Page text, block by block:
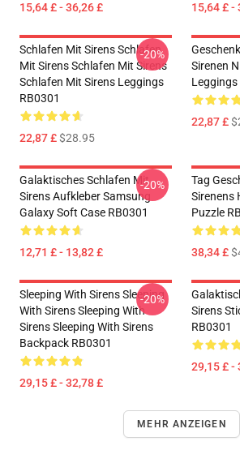
15,64 £ - 36,26 £ 15,64 £ -
Schlafen Mit Sirens Schlafen
Mit Sirens Schlafen Mit Sirens
Schlafen Mit Sirens Leggings
RB0301
22,87 £$28.95
-20%
Sirenen
Leggings
22,87 £
Galaktisches Schlafen Mit
Sirens Aufkleber Samsung
Galaxy Soft Case RB0301
12,71 £ - 13,82 £
-20%
Tag
Sirenens
Puzzle
38,34 £
Sleeping With Sirens Sleeping
With Sirens Sleeping With
Sirens Sleeping With Sirens
Backpack RB0301
29,15 £ - 32,78 £
-20%
Sirens
RB0301
29,15 £ -
MEHR ANZEIGEN